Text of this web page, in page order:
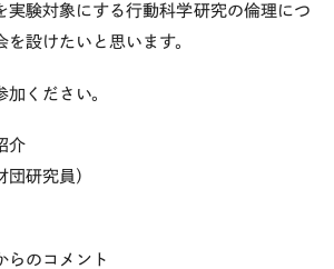
実験対象にする行動科学研究の倫理につ
設けたいと思います。
ください。
介
研究員）
のコメント